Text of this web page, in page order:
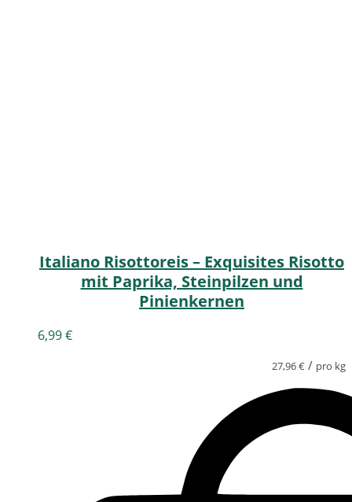
Italiano Risottoreis – Exquisites Risotto
mit Paprika, Steinpilzen und
Pinienkernen
6,99€
27,96€ / pro kg